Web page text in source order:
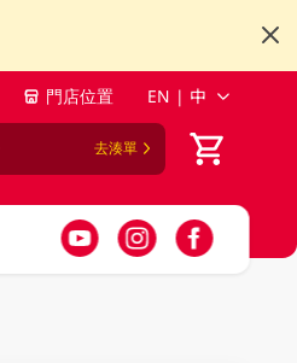
門店位置 EN | 中
去湊單